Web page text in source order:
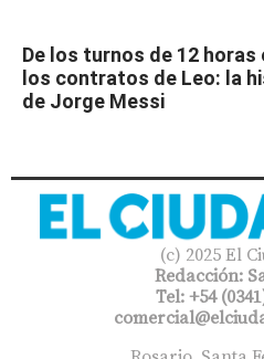
De los turnos de 12
los contratos de Leo: la
de Jorge Messi
(c) 2025 El
Redacción:
Tel: +54